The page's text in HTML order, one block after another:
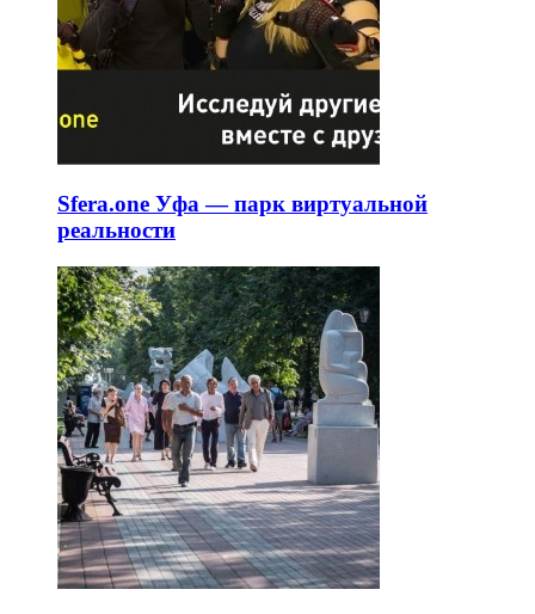
Sfera.one Уфа — парк виртуальной
реальности